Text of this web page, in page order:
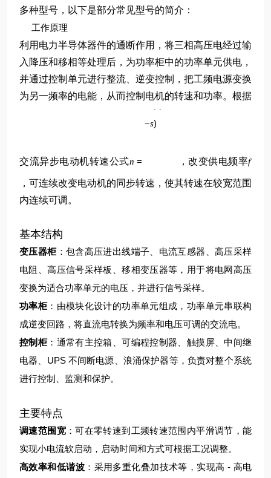
多种型号，以下是部分常见型号的简介：
工作原理
利用电力半导体器件的通断作用，将三相高压电经过输
入降压和移相等处理后，为功率柜中的功率单元供电，
并通过控制单元进行整流、逆变控制，把工频电源变换
为另一频率的电能，从而控制电机的转速和功率。根据
交流异步电动机转速公式n =
p
−s)
，改变供电频率f
，可连续改变电动机的同步转速，使其转速在较宽范围
内连续可调。
基本结构
变压器柜：包含高压进出线端子、电流互感器、高压采样
电阻、高压信号采样板、移相变压器等，用于将电网高压
变换为适合功率单元的电压，并进行信号采样。
功率柜：由模块化设计的功率单元组成，功率单元串联构
成逆变回路，将直流电转换为频率和电压可调的交流电。
控制柜：通常有主控箱、可编程控制器、触摸屏、中间继
电器、UPS 不间断电源、浪涌保护器等，负责对整个系统
进行控制、监测和保护。
主要特点
调速范围宽：可在零转速到工频转速范围内平滑调节，能
实现小电流软启动，启动时间和方式可根据工况调整。
高效率和低谐波 ：采用多重化叠加技术等，实现高 - 高电